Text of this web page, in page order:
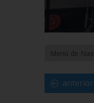
anterior